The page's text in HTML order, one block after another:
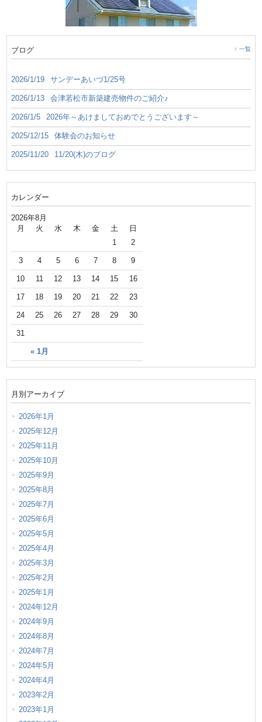
ブログ 一覧
2026/1/19 サンデーあいづ1/25号
2026/1/13 会津若松市新築建売物件のご紹介♪
2026/1/5 2026年～あけましておめでとうございます～
2025/12/15 体験会のお知らせ
2025/11/20 11/20(木)のブログ
カレンダー
2026年8月
月 火 水 木 金 土 日
« 1月
1 2
3 4 5 6 7 8 9
10 11 12 13 14 15 16
17 18 19 20 21 22 23
24 25 26 27 28 29 30
31
月別アーカイブ
2026年1月
2025年12月
2025年11月
2025年10月
2025年9月
2025年8月
2025年7月
2025年6月
2025年5月
2025年4月
2025年3月
2025年2月
2025年1月
2024年12月
2024年9月
2024年8月
2024年7月
2024年5月
2024年4月
2023年2月
2023年1月